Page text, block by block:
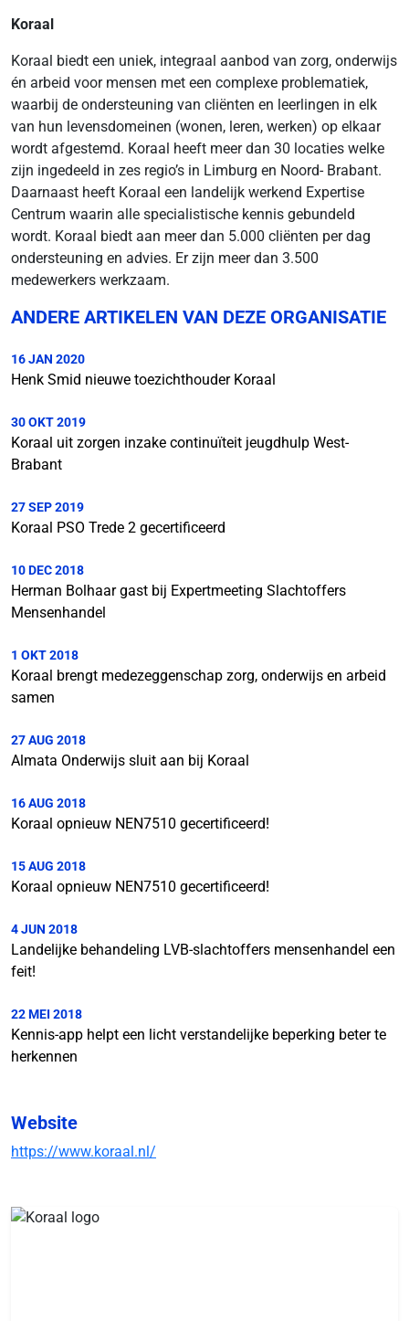
Koraal
Koraal biedt een uniek, integraal aanbod van zorg, onderwijs
én arbeid voor mensen met een complexe problematiek,
waarbij de ondersteuning van cliënten en leerlingen in elk
van hun levensdomeinen (wonen, leren, werken) op elkaar
wordt afgestemd. Koraal heeft meer dan 30 locaties welke
zijn ingedeeld in zes regio’s in Limburg en Noord- Brabant.
Daarnaast heeft Koraal een landelijk werkend Expertise
Centrum waarin alle specialistische kennis gebundeld
wordt. Koraal biedt aan meer dan 5.000 cliënten per dag
ondersteuning en advies. Er zijn meer dan 3.500
medewerkers werkzaam.
ANDERE ARTIKELEN VAN DEZE ORGANISATIE
16 JAN 2020
Henk Smid nieuwe toezichthouder Koraal
30 OKT 2019
Koraal uit zorgen inzake continuïteit jeugdhulp West-
Brabant
27 SEP 2019
Koraal PSO Trede 2 gecertificeerd
10 DEC 2018
Herman Bolhaar gast bij Expertmeeting Slachtoffers
Mensenhandel
1 OKT 2018
Koraal brengt medezeggenschap zorg, onderwijs en arbeid
samen
27 AUG 2018
Almata Onderwijs sluit aan bij Koraal
16 AUG 2018
Koraal opnieuw NEN7510 gecertificeerd!
15 AUG 2018
Koraal opnieuw NEN7510 gecertificeerd!
4 JUN 2018
Landelijke behandeling LVB-slachtoffers mensenhandel een
feit!
22 MEI 2018
Kennis-app helpt een licht verstandelijke beperking beter te
herkennen
Website
https://www.koraal.nl/